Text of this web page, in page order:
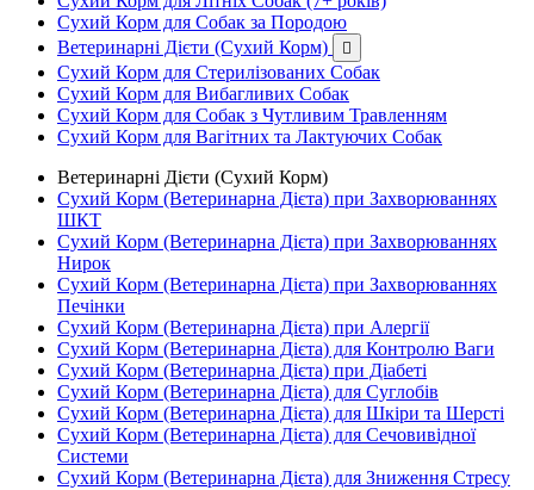
Сухий Корм для Собак за Породою
Ветеринарні Дієти (Сухий Корм)

Сухий Корм для Стерилізованих Собак
Сухий Корм для Вибагливих Собак
Сухий Корм для Собак з Чутливим Травленням
Сухий Корм для Вагітних та Лактуючих Собак
Ветеринарні Дієти (Сухий Корм)
Сухий Корм (Ветеринарна Дієта) при Захворюваннях
ШКТ
Сухий Корм (Ветеринарна Дієта) при Захворюваннях
Нирок
Сухий Корм (Ветеринарна Дієта) при Захворюваннях
Печінки
Сухий Корм (Ветеринарна Дієта) при Алергії
Сухий Корм (Ветеринарна Дієта) для Контролю Ваги
Сухий Корм (Ветеринарна Дієта) при Діабеті
Сухий Корм (Ветеринарна Дієта) для Суглобів
Сухий Корм (Ветеринарна Дієта) для Шкіри та Шерсті
Сухий Корм (Ветеринарна Дієта) для Сечовивідної
Системи
Сухий Корм (Ветеринарна Дієта) для Зниження Стресу